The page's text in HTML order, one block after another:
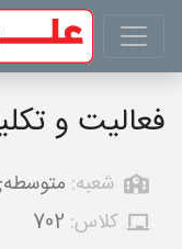
فعالیت و
شعبه:
کلاس: 702